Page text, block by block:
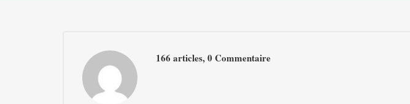
166 articles, 0 Commentaire